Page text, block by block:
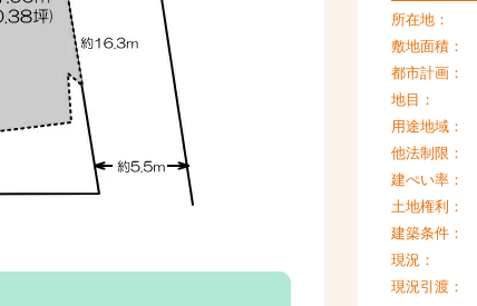
所在地：
敷地面積：
都市計画：
地目：
用途地域：
他法制限：
建ぺい率：
土地権利：
建築条件：
現況：
現況引渡：